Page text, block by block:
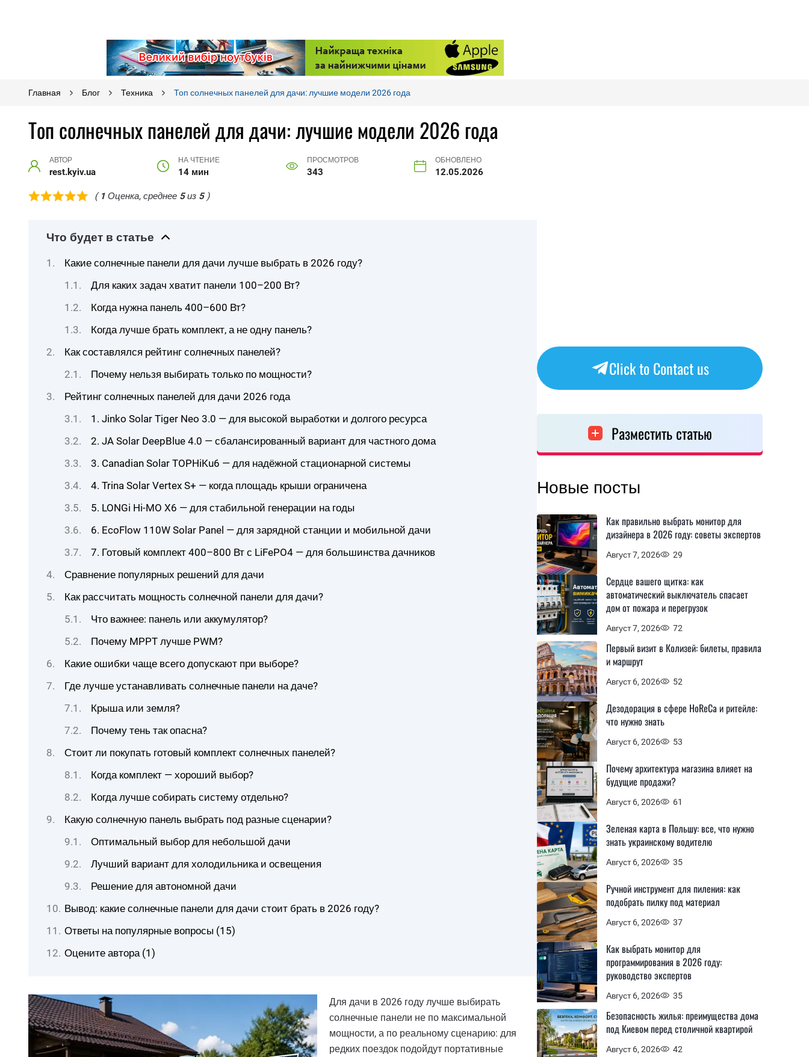
Главная Блог Техника Топ солнечных панелей для дачи: лучшие модели 2026 года
Топ солнечных панелей для дачи: лучшие модели 2026 года
АВТОР
rest.kyiv.ua
НА ЧТЕНИЕ
14 мин
ПРОСМОТРОВ
343
ОБНОВЛЕНО
12.05.2026
( 1 Оценка, среднее 5из 5)
Что будет в статье
Какие солнечные панели для дачи лучше выбрать в 2026 году?
Для каких задач хватит панели 100–200 Вт?
Когда нужна панель 400–600 Вт?
Когда лучше брать комплект, а не одну панель?
Как составлялся рейтинг солнечных панелей?
Почему нельзя выбирать только по мощности?
Рейтинг солнечных панелей для дачи 2026 года
1. Jinko Solar Tiger Neo 3.0 — для высокой выработки и долгого ресурса
2. JA Solar DeepBlue 4.0 — сбалансированный вариант для частного дома
3. Canadian Solar TOPHiKu6 — для надёжной стационарной системы
4. Trina Solar Vertex S+ — когда площадь крыши ограничена
5. LONGi Hi-MO X6 — для стабильной генерации на годы
6. EcoFlow 110W Solar Panel — для зарядной станции и мобильной дачи
7. Готовый комплект 400–800 Вт с LiFePO4 — для большинства дачников
Сравнение популярных решений для дачи
Как рассчитать мощность солнечной панели для дачи?
Что важнее: панель или аккумулятор?
Почему MPPT лучше PWM?
Какие ошибки чаще всего допускают при выборе?
Где лучше устанавливать солнечные панели на даче?
Крыша или земля?
Почему тень так опасна?
Стоит ли покупать готовый комплект солнечных панелей?
Когда комплект — хороший выбор?
Когда лучше собирать систему отдельно?
Какую солнечную панель выбрать под разные сценарии?
Оптимальный выбор для небольшой дачи
Лучший вариант для холодильника и освещения
Решение для автономной дачи
Вывод: какие солнечные панели для дачи стоит брать в 2026 году?
Ответы на популярные вопросы (15)
Оцените автора (1)
Для дачи в 2026 году лучше выбирать
солнечные панели не по максимальной
мощности, а по реальному сценарию: для
редких поездок подойдут портативные
Click to Contact us
Разместить статью
Новые посты
Август 7, 2026 29
Как правильно выбрать монитор для
дизайнера в 2026 году: советы экспертов
Август 7, 2026 72
Сердце вашего щитка: как
автоматический выключатель спасает
дом от пожара и перегрузок
Август 6, 2026 52
Первый визит в Колизей: билеты, правила
и маршрут
Август 6, 2026 53
Дезодорация в сфере HoReCa и ритейле:
что нужно знать
Август 6, 2026 61
Почему архитектура магазина влияет на
будущие продажи?
Август 6, 2026 35
Зеленая карта в Польшу: все, что нужно
знать украинскому водителю
Август 6, 2026 37
Ручной инструмент для пиления: как
подобрать пилку под материал
Август 6, 2026 35
Как выбрать монитор для
программирования в 2026 году:
руководство экспертов
Август 6, 2026 42
Безопасность жилья: преимущества дома
под Киевом перед столичной квартирой